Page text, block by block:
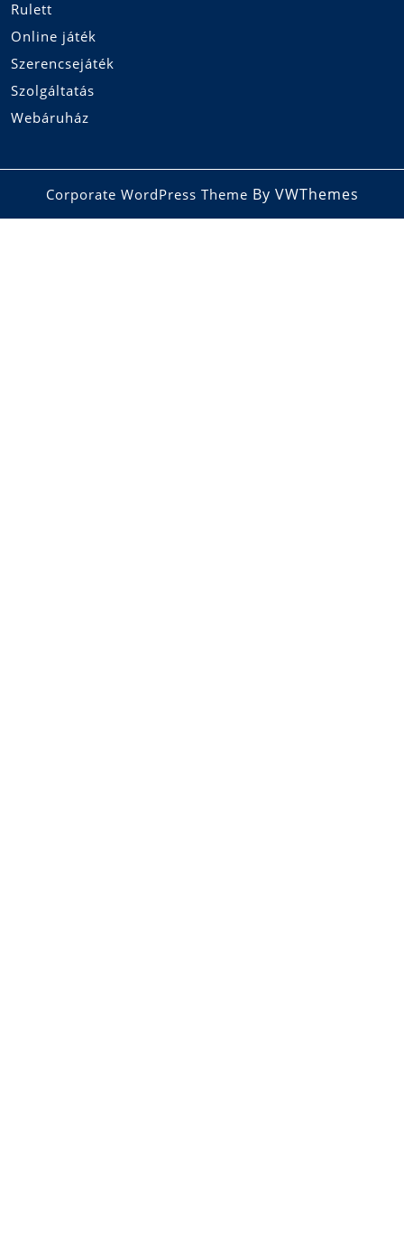
Rulett
Online játék
Szerencsejáték
Szolgáltatás
Webáruház
Corporate WordPress Theme By VWThemes
Scroll